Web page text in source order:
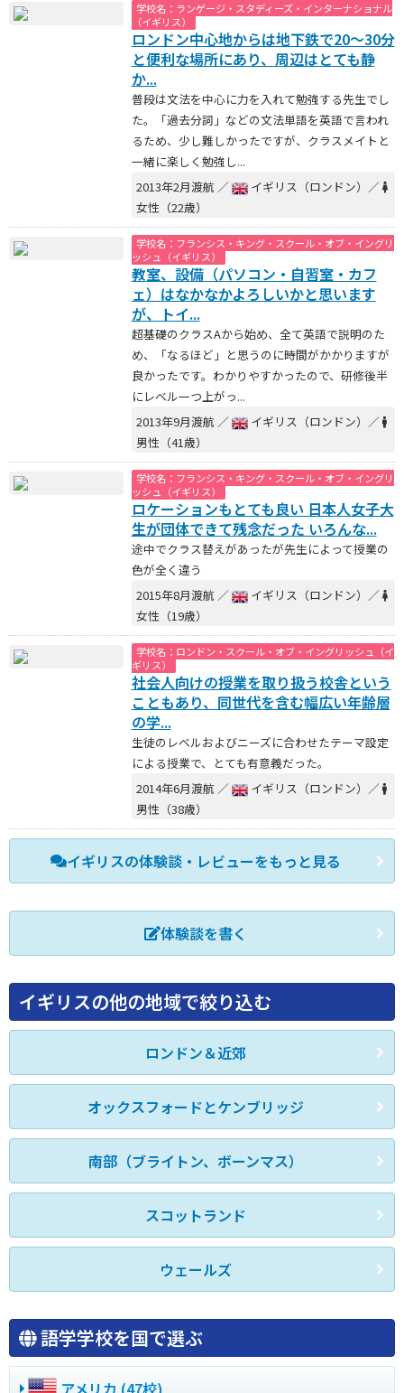
学校名：ランゲージ・スタディーズ・インターナショナル
（イギリス）
ロンドン中心地からは地下鉄で20～30分
と便利な場所にあり、周辺はとても静
か...
普段は文法を中心に力を入れて勉強する先生でし
た。「過去分詞」などの文法単語を英語で言われ
るため、少し難しかったですが、クラスメイトと
一緒に楽しく勉強し...
2013年2月渡航 ／
イギリス（ロンドン）／
女性（22歳）
学校名：フランシス・キング・スクール・オブ・イングリ
ッシュ（イギリス）
教室、設備（パソコン・自習室・カフ
ェ）はなかなかよろしいかと思います
が、トイ...
超基礎のクラスAから始め、全て英語で説明のた
め、「なるほど」と思うのに時間がかかりますが
良かったです。わかりやすかったので、研修後半
にレベル一つ上がっ...
2013年9月渡航 ／
イギリス（ロンドン）／
男性（41歳）
学校名：フランシス・キング・スクール・オブ・イングリ
ッシュ（イギリス）
ロケーションもとても良い 日本人女子大
生が団体できて残念だった いろんな...
途中でクラス替えがあったが先生によって授業の
色が全く違う
2015年8月渡航 ／
イギリス（ロンドン）／
女性（19歳）
学校名：ロンドン・スクール・オブ・イングリッシュ（イ
ギリス）
社会人向けの授業を取り扱う校舎という
こともあり、同世代を含む幅広い年齢層
の学...
生徒のレベルおよびニーズに合わせたテーマ設定
による授業で、とても有意義だった。
2014年6月渡航 ／
イギリス（ロンドン）／
男性（38歳）
イギリスの体験談・レビューをもっと見る
体験談を書く
イギリスの他の地域で絞り込む
ロンドン＆近郊
オックスフォードとケンブリッジ
南部（ブライトン、ボーンマス）
スコットランド
ウェールズ
語学学校を国で選ぶ
アメリカ (47校)